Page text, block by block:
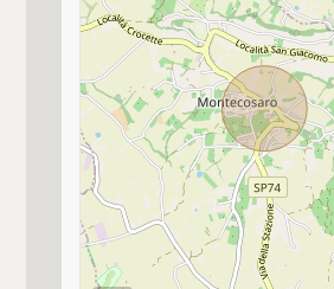
Allestimento del giardino
Verde allestito
Vista mare
Vista
Immobile idoneo per più
per 2 famiglie